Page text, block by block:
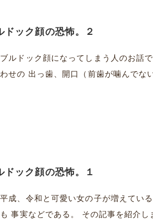
ドック顔の恐怖。２
ルドック顔になってしまう人のお話
せの 出っ歯、開口（前歯が噛んで
ドック顔の恐怖。１
成、令和と可愛い女の子が増えてい
事実などである。 その記事を紹介